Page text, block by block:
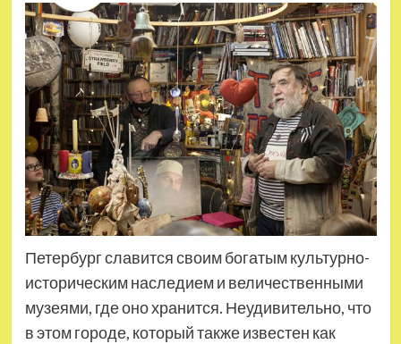
Петербург славится своим богатым культурно-
историческим наследием и величественными
музеями, где оно хранится. Неудивительно, что
в этом городе, который также известен как